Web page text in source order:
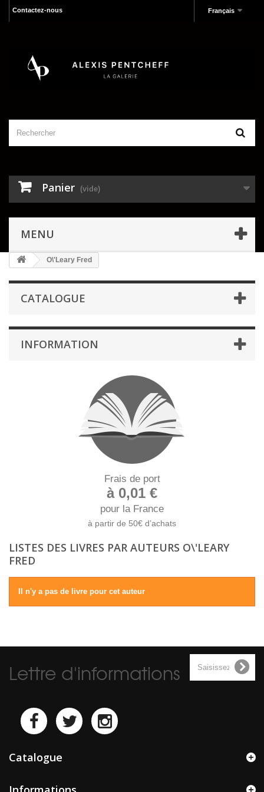
Français
Contactez-nous
Panier (vide)
MENU
O\'Leary Fred
CATALOGUE
INFORMATION
Frais de port
à 0,01 €
pour la France
à partir de 50€ d’achats
LISTES DES LIVRES PAR AUTEURS O\'LEARY
FRED
Il n'y a pas de livre pour cet auteur
Lettre d'informations
Catalogue